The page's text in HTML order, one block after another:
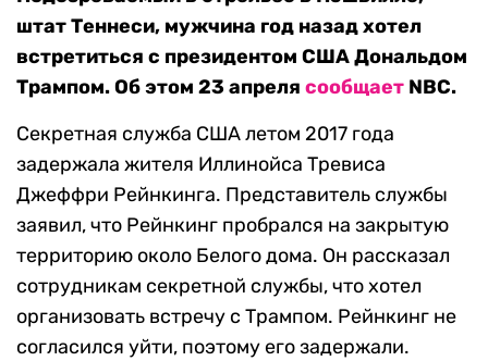
штат Теннеси, мужчина год назад хотел
встретиться с президентом США Дональдом
Трампом. Об этом 23 апреля сообщает NBC.
Секретная служба США летом 2017 года
задержала жителя Иллинойса Тревиса
Джеффри Рейнкинга. Представитель службы
заявил, что Рейнкинг пробрался на закрытую
территорию около Белого дома. Он рассказал
сотрудникам секретной службы, что хотел
организовать встречу с Трампом. Рейнкинг не
согласился уйти, поэтому его задержали.